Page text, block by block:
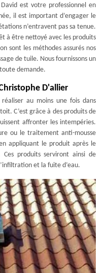
est votre professionnel en
il est important d’engager le
n’entravent pas sa tenue.
à être nettoyé avec les produits
sont les méthodes assurés nos
de tuile. Nous fournissons un
demande.
D'allier
au moins une fois dans
C’est grâce à des produits de
affronter les intempéries.
ou le traitement anti-mousse
appliquant le produit après le
produits serviront ainsi de
et la fuite d’eau.